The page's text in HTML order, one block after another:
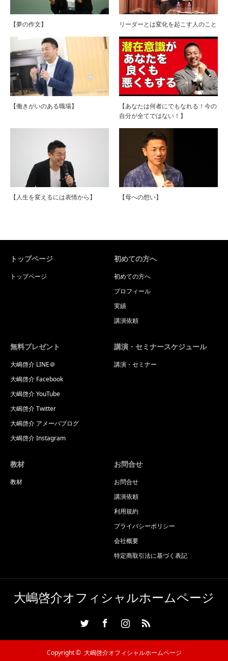
【夢の作文】 リーダーとは変化を起こす人のこと
【働きがいのある職場】
【あなたは何者にでもなれる！今の
自分が全てではない！】
【人生を変えるには表情から】 【母への想い】
トップページ
トップページ
初めての方へ
初めての方へ
プロフィール
実績
講演依頼
無料プレゼント
大嶋啓介 LINE＠
大嶋啓介 Facebook
大嶋啓介 YouTube
大嶋啓介 Twitter
大嶋啓介 アメーバブログ
大嶋啓介 Instagram
講演・セミナースケジュール
講演・セミナー
教材
教材
お問合せ
お問合せ
講演依頼
利用規約
プライバシーポリシー
会社概要
特定商取引法に基づく表記
大嶋啓介オフィシャルホームページ
InstagramRSS
Copyright © 大嶋啓介オフィシャルホームページ